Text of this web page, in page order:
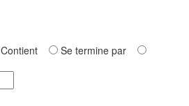
Contient
Se termine par